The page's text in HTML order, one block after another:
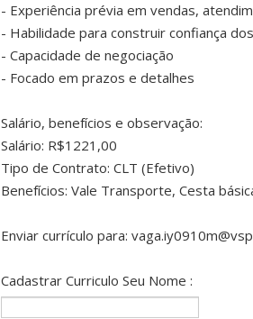
- Experiência prévia em vendas,
- Habilidade para construir confiança
- Capacidade de negociação
- Focado em prazos e detalhes
Salário, benefícios e observação:
Salário: R$1221,00
Tipo de Contrato: CLT (Efetivo)
Benefícios: Vale Transporte, Cesta
Enviar currículo para:
Cadastrar Curriculo Seu Nome :